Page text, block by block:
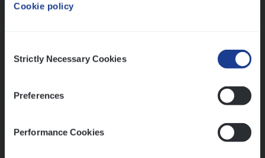
Cookie policy
Selection
Strictly Necessary Cookies
Preferences
Performance Cookies
Ons sollicitatieproces